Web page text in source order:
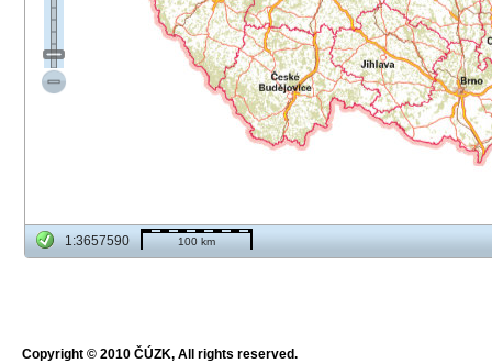
1:3657590 100 km
Copyright © 2010 ČÚZK, All rights reserved.